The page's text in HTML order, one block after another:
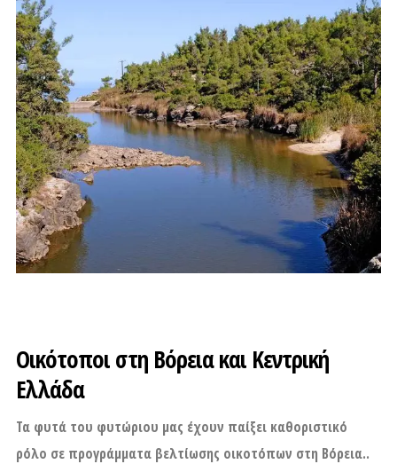
Οικότοποι στη Βόρεια και Κεντρική
Ελλάδα
Τα φυτά του φυτώριου μας έχουν παίξει καθοριστικό
ρόλο σε προγράμματα βελτίωσης οικοτόπων στη Βόρεια..